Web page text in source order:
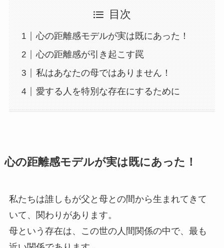
目次
心の距離感モデルが実は既にあった！
心の距離感が引き起こす罠
私はあなたの母ではありません！
愛する人を特別な存在にするために
心の距離感モデルが実は既にあった！
私たちは誰しもが父と母との間から生まれてきて
いて、関わりがあります。
母という存在は、この世の人間関係の中で、最も